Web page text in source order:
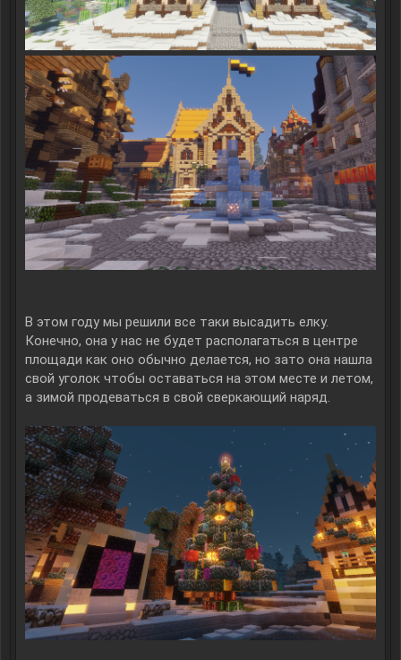
В этом году мы решили все таки высадить елку.
Конечно, она у нас не будет располагаться в центре
площади как оно обычно делается, но зато она нашла
свой уголок чтобы оставаться на этом месте и летом,
а зимой продеваться в свой сверкающий наряд.